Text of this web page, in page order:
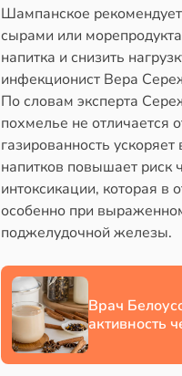
Шампанское
сырами или
напитка и снизить
инфекционист Вера
По словам эксперта
похмелье не отличается
газированность
напитков повышает риск
интоксикации, которая в
особенно при
поджелудочной железы.
Врач
активность